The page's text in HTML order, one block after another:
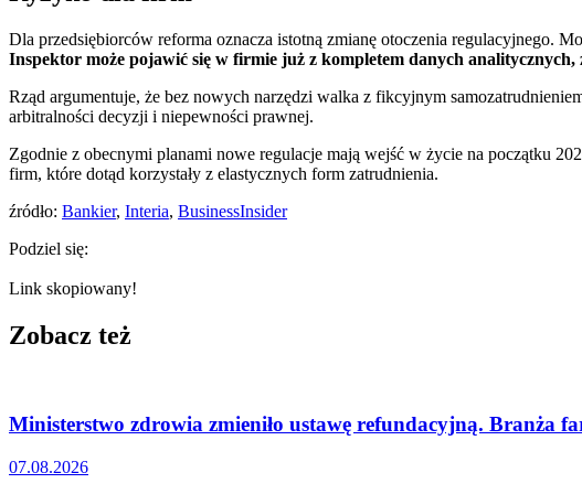
Dla przedsiębiorców reforma oznacza istotną zmianę otoczenia regulacyjnego.
Inspektor może pojawić się w firmie już z kompletem danych
Rząd argumentuje, że bez nowych narzędzi walka z fikcyjnym
arbitralności decyzji i niepewności prawnej.
Zgodnie z obecnymi planami nowe regulacje mają wejść w życie na początku
firm, które dotąd korzystały z elastycznych form zatrudnienia.
źródło: Bankier, Interia, BusinessInsider
Podziel się:
Link skopiowany!
Zobacz też
Ministerstwo zdrowia zmieniło ustawę refundacyjną. Branża
07.08.2026